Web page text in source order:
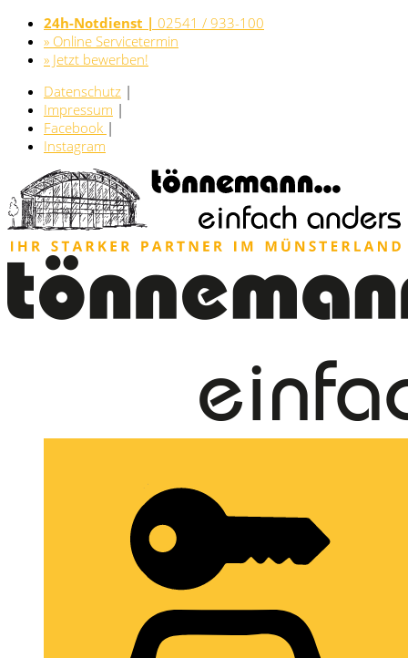
24h-Notdienst | 02541 / 933-100
» Online Servicetermin
» Jetzt bewerben!
Datenschutz |
Impressum |
Facebook |
Instagram